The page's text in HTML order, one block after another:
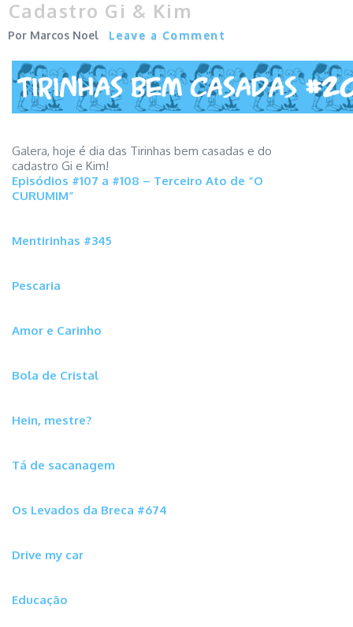
Cadastro Gi & Kim
Marcos Noel Leave a Comment
Galera, hoje é dia das Tirinhas bem casadas e do
cadastro Gi e Kim!
Episódios #107 a #108 – Terceiro Ato de “O
CURUMIM”
Mentirinhas #345
Pescaria
Amor e Carinho
Bola de Cristal
Hein, mestre?
Tá de sacanagem
Os Levados da Breca #674
Drive my car
Educação